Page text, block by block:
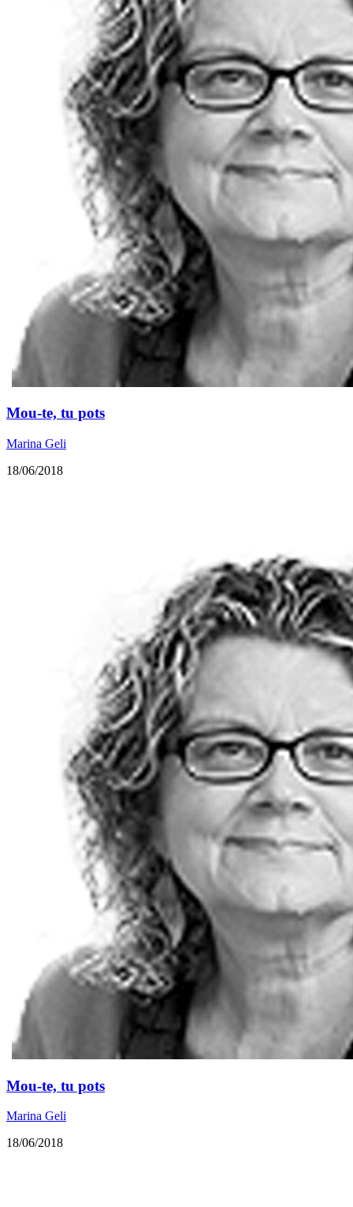
Mou-te, tu pots
Marina Geli
18/06/2018
Mou-te, tu pots
Marina Geli
18/06/2018